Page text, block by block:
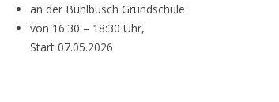
an der Bühlbusch Grundschule
von 16:30 – 18:30 Uhr,
Start 07.05.2026